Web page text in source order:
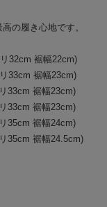
の履き心地です。
32cm 裾幅22cm)
33cm 裾幅23cm)
33cm 裾幅23cm)
33cm 裾幅23cm)
35cm 裾幅24cm)
35cm 裾幅24.5cm)